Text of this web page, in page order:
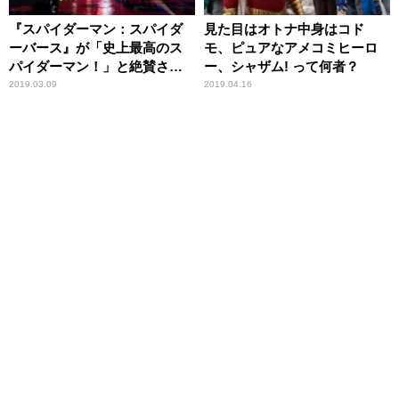
『スパイダーマン：スパイダ
ーバース』が「史上最高のス
パイダーマン！」と絶賛され
る理由
2019.03.09
見た目はオトナ中身はコド
モ、ピュアなアメコミヒーロ
ー、シャザム! って何者？
2019.04.16